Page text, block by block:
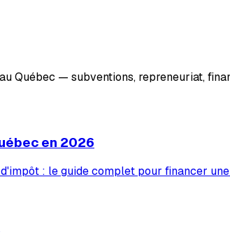
Québec — subventions, repreneuriat,
en 2026
: le guide complet pour financer